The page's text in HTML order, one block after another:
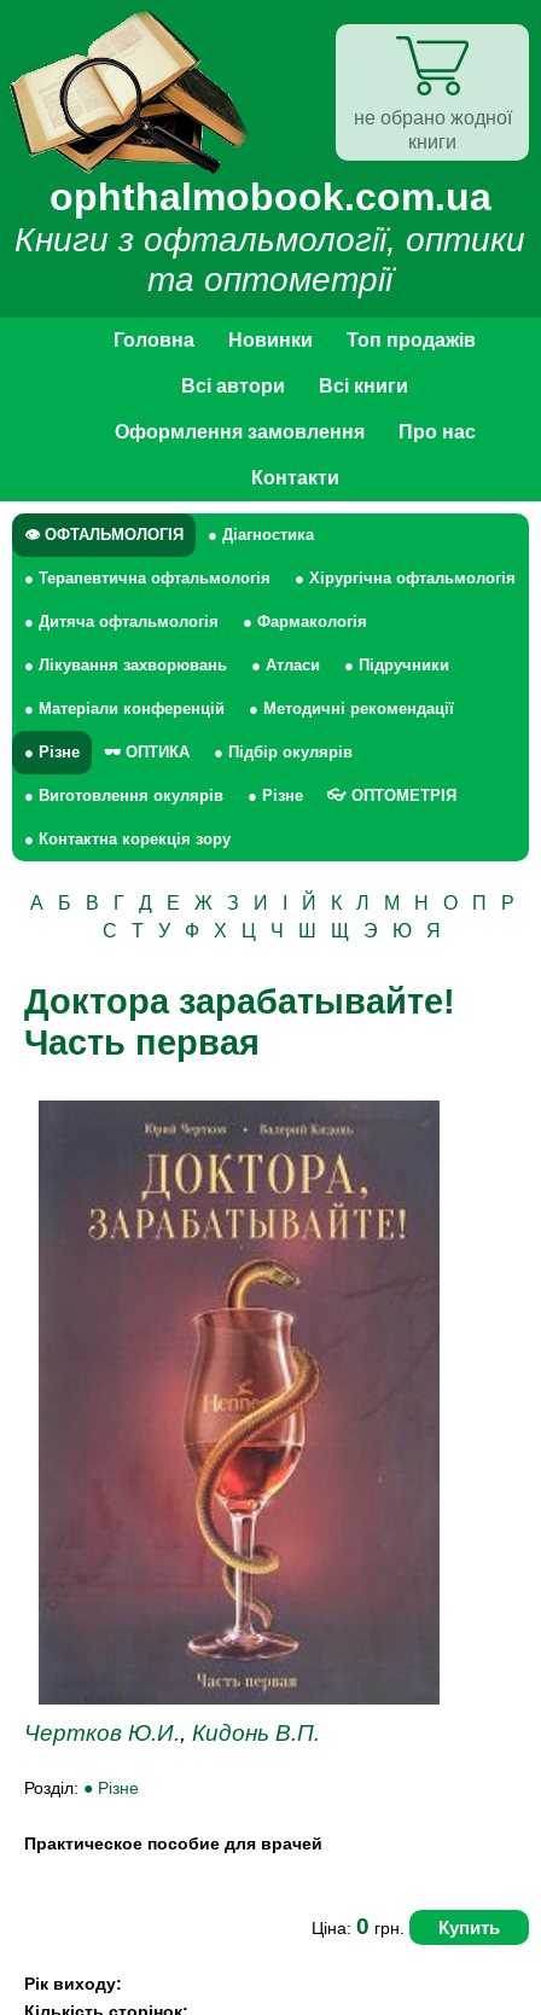
ophthalmobook.com.ua
Книги з офтальмології, оптики
та оптометрії
Головна Новинки Топ продажів
Всі автори Всі книги
Оформлення замовлення Про нас
Контакти
👁 ОФТАЛЬМОЛОГІЯ ● Діагностика
● Терапевтична офтальмологія ● Хірургічна офтальмологія
● Дитяча офтальмологія ● Фармакологія
● Лікування захворювань ● Атласи ● Підручники
● Матеріали конференцій ● Методичні рекомендації
● Різне 🕶 ОПТИКА ● Підбір окулярів
● Виготовлення окулярів ● Різне 👓 ОПТОМЕТРІЯ
● Контактна корекція зору
А Б В Г Д Е Ж З И Й К Л М Н О П
Р
С
Т У Ф Х Ц Ч Ш Щ Э Ю Я
Доктора зарабатывайте!
Часть первая
Чертков Ю.И., Кидонь В.П.
Розділ: ● Різне
Практическое пособие для врачей
Ціна: 0 грн. Купить
Рік виходу:
не обрано жодної
книги